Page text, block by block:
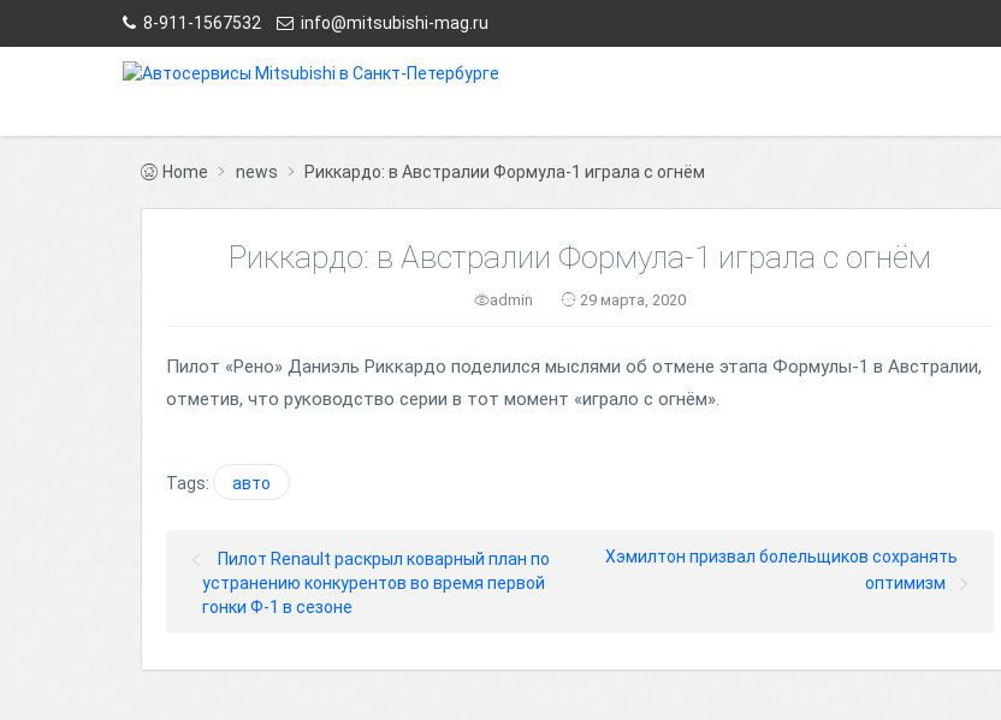
8-911-1567532 info@mitsubishi-mag.ru
Home news Риккардо: в Австралии Формула-1 играла с огнём
Риккардо: в Австралии Формула-1 играла с огнём
admin 29 марта, 2020
Пилот «Рено» Даниэль Риккардо поделился мыслями об отмене этапа Формулы-1 в Австралии,
отметив, что руководство серии в тот момент «играло с огнём».
Tags: авто
Пилот Renault раскрыл коварный план по
устранению конкурентов во время первой
гонки Ф-1 в сезоне
Хэмилтон призвал болельщиков сохранять
оптимизм